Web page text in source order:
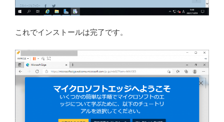
これでインストールは完了です。